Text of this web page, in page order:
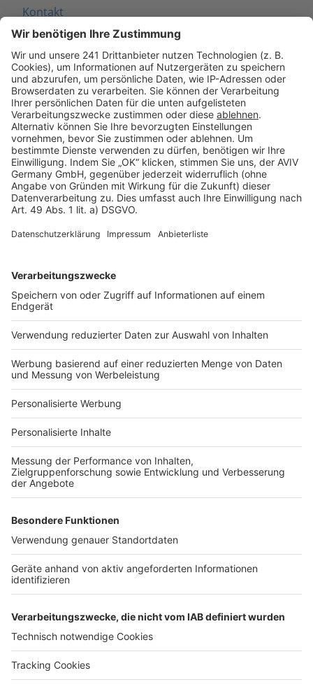
Kontakt
Seitenaufbau
Barrierefreiheit
Cookie Einstellungen
Rechtliches
AGB-Übersicht
Datenschutz
Impressum
Services
Bauprojekt-Quiz
Häuser-Suche
Hausanbieter-Suche
Bauprojekt-Profil
Für Unternehmen
Ihre Baufirma auf bauen.de
Kostenloses Infogespräch